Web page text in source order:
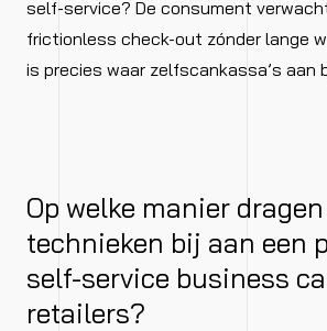
self-service? De consument
frictionless check-out zónder lange
is precies waar zelfscankassa’s aan
Op welke manier
technieken bij aan een
self-service business
retailers?